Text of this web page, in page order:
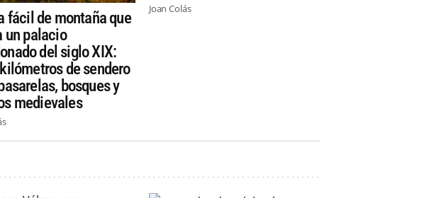
fácil de montaña que
un palacio
del siglo XIX:
de sendero
bosques y
medievales
Joan Colás